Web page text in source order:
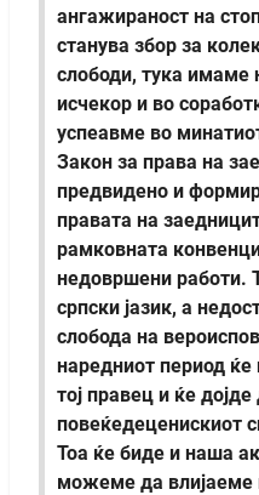
ангажираност на
станува збор за
слободи, тука имаме
исчекор и во
успеавме во
Закон за права на
предвидено и
правата на
рамковната
недовршени работи.
српски јазик, а
слобода на
наредниот период
тој правец и ќе
повеќедеценискиот
Тоа ќе биде и наша
можеме да влијаеме